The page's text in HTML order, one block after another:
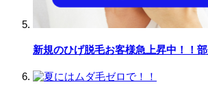
新規のひげ脱毛お客様急上昇中！！